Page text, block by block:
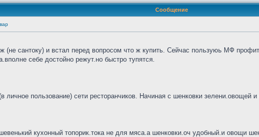
Сообщение
сантоку) и встал перед вопросом что ж купить. Сейчас пользуюь МФ
себе достойно режут.но быстро тупятся.
пользование) сети ресторанчиков. Начиная с шенковки зелени.овощей и
кухонный топорик.тока не для мяса.а шенковки.оч удобный.и овощи